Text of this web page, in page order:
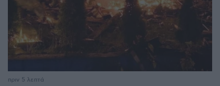
πριν 5 λεπτά